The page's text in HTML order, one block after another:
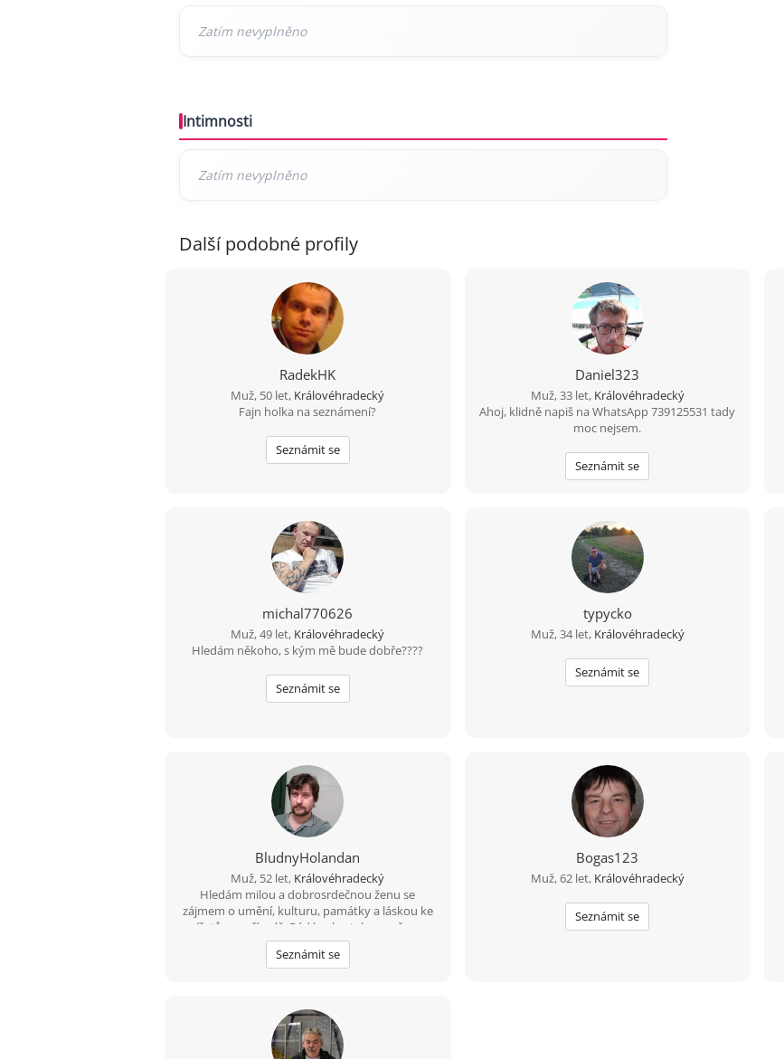
Intimnosti
Další podobné profily
RadekHK
Muž, 50 let, Královéhradecký
Fajn holka na seznámení?
Seznámit se
Daniel323
Muž, 33 let, Královéhradecký
Ahoj, klidně napiš na WhatsApp 739125531 tady
moc nejsem.
Seznámit se
michal770626
Muž, 49 let, Královéhradecký
Hledám někoho, s kým mě bude dobře????
Seznámit se
typycko
Muž, 34 let, Královéhradecký
Seznámit se
BludnyHolandan
Muž, 52 let, Královéhradecký
Hledám milou a dobrosrdečnou ženu se
zájmem o umění, kulturu, památky a láskou ke
zvířatům a přírodě. Rád bych s takovou ženou
spoluprožíval hezké chvíle a vzájemně se
podporoval.
Seznámit se
Bogas123
Muž, 62 let, Královéhradecký
Seznámit se